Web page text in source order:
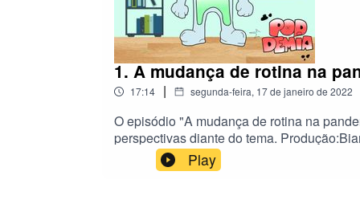
1. A mudança de rotina na
17:14 | segunda-feira, 17 de janeiro de 2022
O episódio "A mudança de rotina na
perspectivas diante do tema.
abertura e edição de áudio:Bianca da
edição do Roteiro:Bianca da Silva
Play